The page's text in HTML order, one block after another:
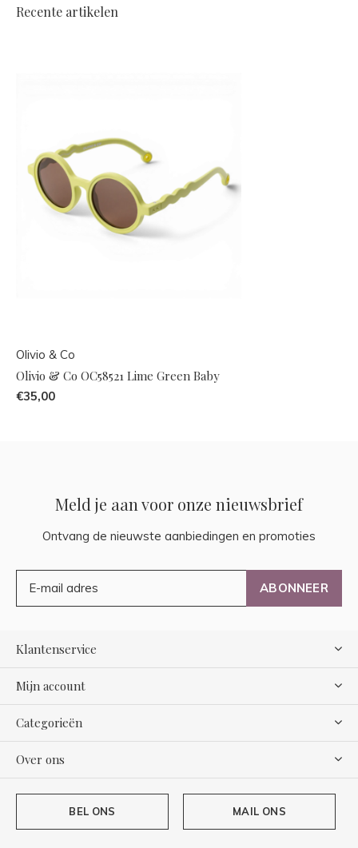
Recente artikelen
Olivio & Co
Olivio & Co OC58521 Lime Green Baby
€35,00
Meld je aan voor onze nieuwsbrief
Ontvang de nieuwste aanbiedingen en promoties
ABONNEER
Klantenservice
Mijn account
Categorieën
Over ons
BEL ONS MAIL ONS